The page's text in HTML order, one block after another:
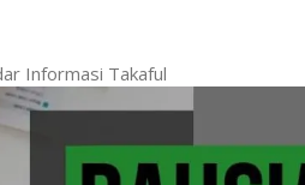
Informasi Takaful